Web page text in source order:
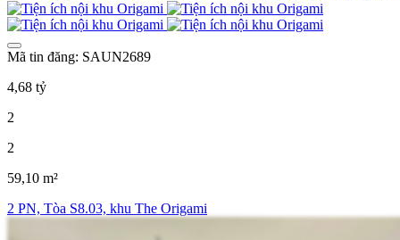
Mã tin đăng: SAUN2689
4,68 tỷ
2
2
59,10 m²
2 PN, Tòa S8.03, khu The Origami